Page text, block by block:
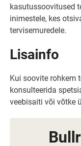
kasutussoovitused
inimestele, kes
tervisemuredele.
Lisainfo
Kui soovite rohkem
konsulteerida
veebisaiti või võtke